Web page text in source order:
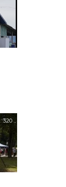
320